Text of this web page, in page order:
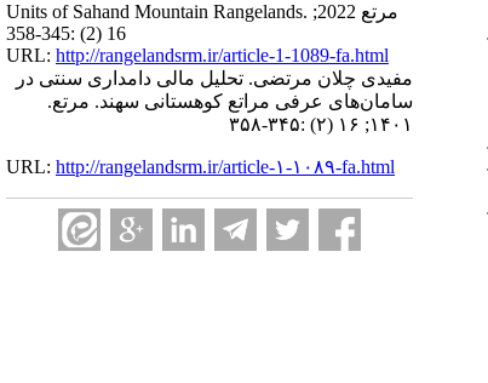
Units of Sahand Mountain Rangelands. مرتع 2022;
16 (2) :345-358
URL: http://rangelandsrm.ir/article-1-1089-fa.html
مفیدی چلان مرتضی. تحلیل مالی دامداری سنتی در
سامان‌های عرفی مراتع کوهستانی سهند. مرتع.
۱۴۰۱; ۱۶ (۲) :۳۴۵-۳۵۸
URL: http://rangelandsrm.ir/article-۱-۱۰۸۹-fa.html